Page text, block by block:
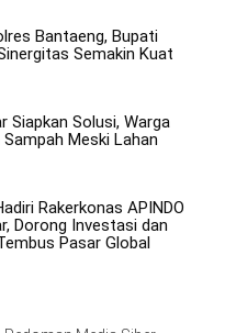
Bantaeng, Bupati
Semakin Kuat
Siapkan Solusi, Warga
Meski Lahan
Rakerkonas APINDO
Dorong Investasi dan
Pasar Global